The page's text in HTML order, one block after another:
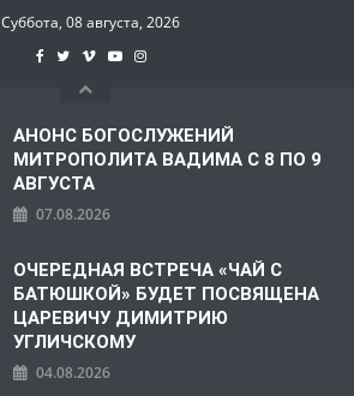
Суббота, 08 августа, 2026
АНОНС БОГОСЛУЖЕНИЙ
МИТРОПОЛИТА ВАДИМА С 8 ПО 9
АВГУСТА
07.08.2026
ОЧЕРЕДНАЯ ВСТРЕЧА «ЧАЙ С
БАТЮШКОЙ» БУДЕТ ПОСВЯЩЕНА
ЦАРЕВИЧУ ДИМИТРИЮ
УГЛИЧСКОМУ
04.08.2026